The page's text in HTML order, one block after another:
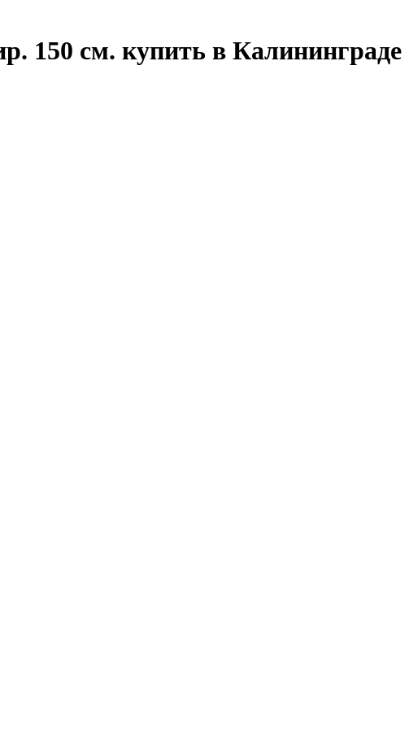
150 см. купить в Калининграде